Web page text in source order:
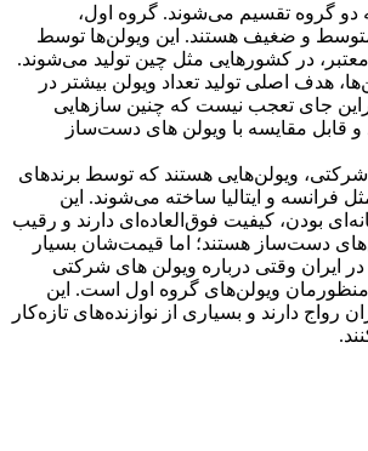
دو گروه تقسیم می‌شوند. گروه اول،
متوسط و ضغیف هستند. این ویولن‌ها توسط
در کشورهایی مثل چین تولید می‌شوند.
هدف اصلی تولید تعداد ویولن بیشتر در
جای تعجب نیست که چنین سازهایی
و قابل مقایسه با ویولن های دست‌ساز
ویولن‌هایی هستند که توسط برندهای
فرانسه و ایتالیا ساخته می‌شوند. این
بودن، کیفیت فوق‌العاده‌ای دارند و رقیب
دست‌ساز هستند؛ اما قیمت‌شان بسیار
ایران وقتی درباره ویولن های شرکتی
ویولن‌های گروه اول است. این
رواج دارند و بسیاری از نوازنده‌های تازه‌کار